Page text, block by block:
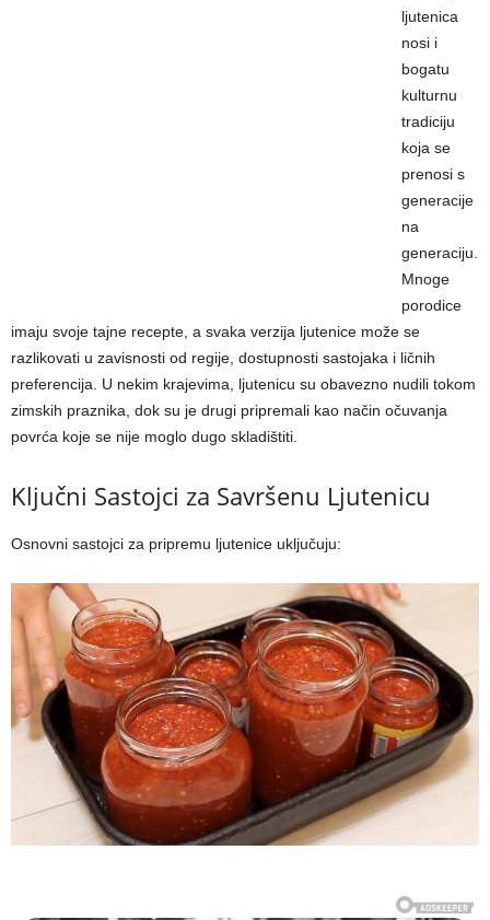
ljutenica
nosi i
bogatu
kulturnu
tradiciju
koja se
prenosi s
generacije
na
generaciju.
Mnoge
porodice
imaju svoje tajne recepte, a svaka verzija ljutenice može se
razlikovati u zavisnosti od regije, dostupnosti sastojaka i ličnih
preferencija. U nekim krajevima, ljutenicu su obavezno nudili tokom
zimskih praznika, dok su je drugi pripremali kao način očuvanja
povrća koje se nije moglo dugo skladištiti.
Ključni Sastojci za Savršenu Ljutenicu
Osnovni sastojci za pripremu ljutenice uključuju: